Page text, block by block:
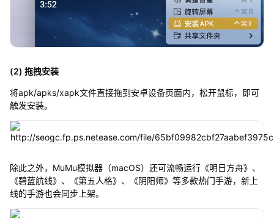
(2) 拖拽安装
将apk/apks/xapk文件直接拖到安卓设备页面内，松开鼠标，即可
触发安装。
除此之外，MuMu模拟器（macOS）还可流畅运行《明日方舟》、
《碧蓝航线》、《第五人格》、《阴阳师》等多款热门手游，新上
线的手游也会同步上架。